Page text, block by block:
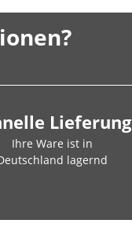
Lieferung
Ihre Ware ist in
lagernd